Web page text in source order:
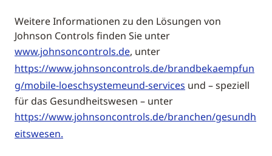
Weitere Informationen zu den Lösungen von
Johnson Controls finden Sie unter
www.johnsoncontrols.de, unter
https://www.johnsoncontrols.de/brandbekaempfun
g/mobile-loeschsystemeund-services und – speziell
für das Gesundheitswesen – unter
https://www.johnsoncontrols.de/branchen/gesundh
eitswesen.